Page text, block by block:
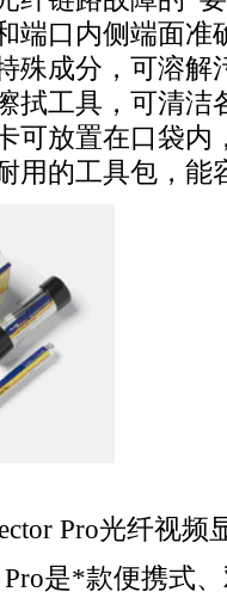
端口内侧端面准
殊成分，可溶解
拭工具，可清洁
可放置在口袋内
用的工具包，能
Pro光纤视频
是*款便携式